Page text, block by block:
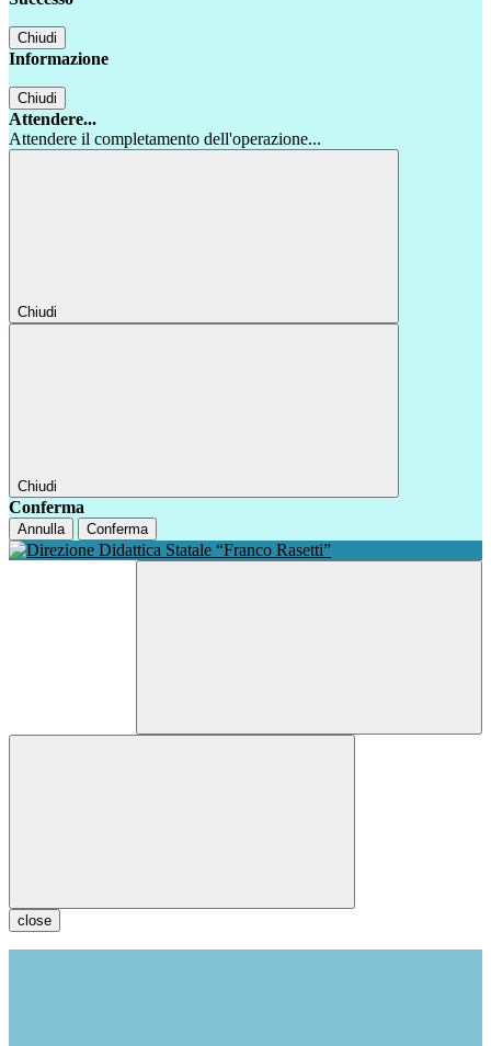
Chiudi
Informazione
Chiudi
Attendere...
Attendere il completamento dell'operazione...
Chiudi
Chiudi
Conferma
Annulla Conferma
close